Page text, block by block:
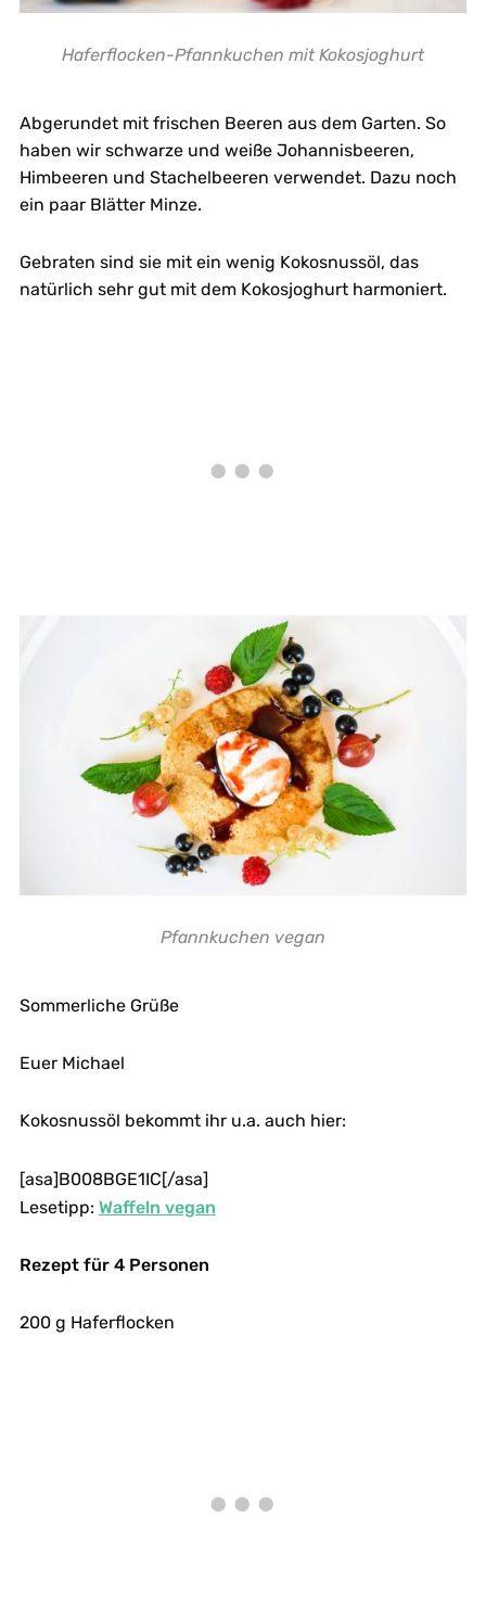
Haferflocken-Pfannkuchen mit Kokosjoghurt
Abgerundet mit frischen Beeren aus dem Garten. So
haben wir schwarze und weiße Johannisbeeren,
Himbeeren und Stachelbeeren verwendet. Dazu noch
ein paar Blätter Minze.
Gebraten sind sie mit ein wenig Kokosnussöl, das
natürlich sehr gut mit dem Kokosjoghurt harmoniert.
Pfannkuchen vegan
Sommerliche Grüße
Euer Michael
Kokosnussöl bekommt ihr u.a. auch hier:
[asa]B008BGE1IC[/asa]
Lesetipp: Waffeln vegan
Rezept für 4 Personen
200 g Haferflocken